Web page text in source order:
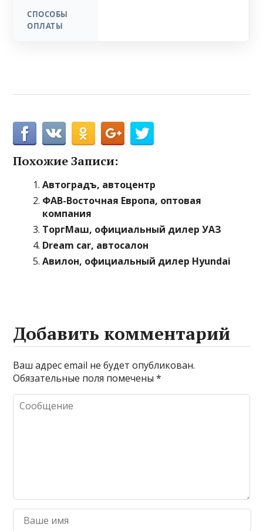
СПОСОБЫ
ОПЛАТЫ
Похожие Записи:
Автоградъ, автоцентр
ФАВ-Восточная Европа, оптовая
компания
ТоргМаш, официальный дилер УАЗ
Dream car, автосалон
Авилон, официальный дилер Hyundai
Добавить комментарий
Ваш адрес email не будет опубликован.
Обязательные поля помечены*